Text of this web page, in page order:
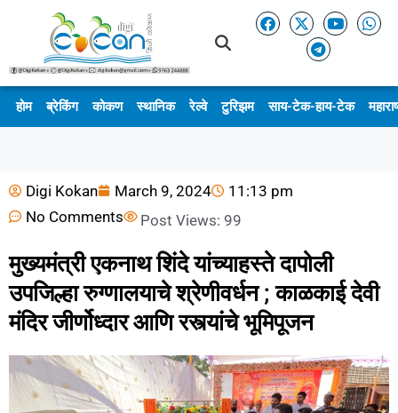
होम ब्रेकिंग कोकण स्थानिक रेल्वे टुरिझम साय-टेक-हाय-टेक
Digi Kokan March 9, 2024
11:13 pm
No Comments
Post Views: 99
मुख्यमंत्री एकनाथ शिंदे यांच्याहस्ते दापोली
उपजिल्हा रुग्णालयाचे श्रेणीवर्धन ; काळकाई देवी
मंदिर जीर्णोध्दार आणि रस्त्यांचे भूमिपूजन